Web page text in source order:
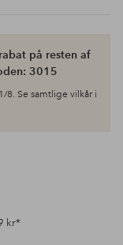
på resten af
3015
8. Se samtlige vilkår i
kr*